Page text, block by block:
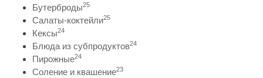
Бутерброды25
Салаты-коктейли25
Кексы24
Блюда из субпродуктов24
Пирожные24
Соление и квашение23